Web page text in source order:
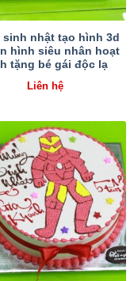
sinh nhật tạo hình 3d
hình siêu nhân hoạt
tặng bé gái độc lạ
Liên hệ